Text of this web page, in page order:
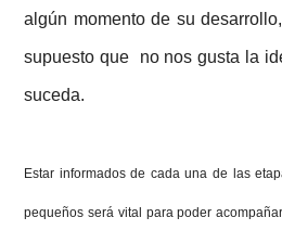
algún momento de su
supuesto que no nos gusta la
suceda.
Estar informados de cada una de las
pequeños será vital para poder